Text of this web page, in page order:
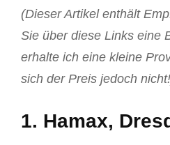
(Dieser Artikel enthält
Sie über diese Links eine
erhalte ich eine kleine
sich der Preis jedoch
1. Hamax,